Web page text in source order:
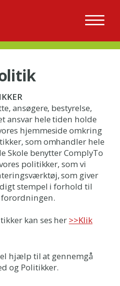
ansøgere, bestyrelse,
ansvar hele tiden holde
hjemmeside omkring
som omhandler hele
Skole benytter ComplyTo
politikker, som vi
som giver
stempel i forhold til
forordningen.
kan ses her >>Klik
hjælp til at gennemgå
og Politikker.